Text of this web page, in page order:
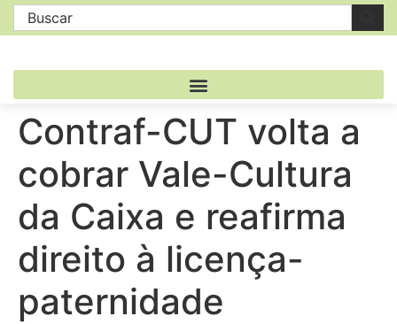
Contraf-CUT volta a
cobrar Vale-Cultura
da Caixa e reafirma
direito à licença-
paternidade